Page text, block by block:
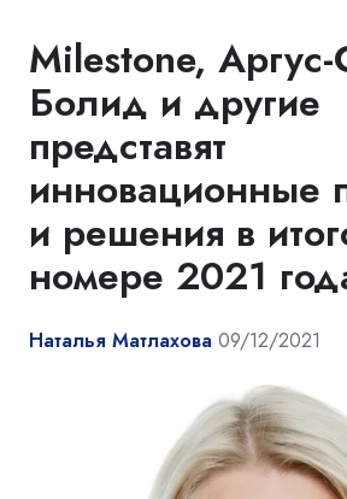
Milestone, Аргус-
Болид и другие
представят
инновационные
и решения в
номере 2021
Наталья Матлахова 09/12/2021